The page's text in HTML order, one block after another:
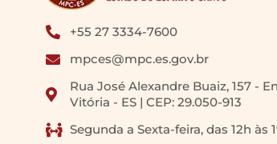
+55 27 3334-7600
mpces@mpc.es.gov.br
Rua José Alexandre Buaiz, 157 -
Vitória - ES | CEP: 29.050-913
Segunda a Sexta-feira, das 12h às